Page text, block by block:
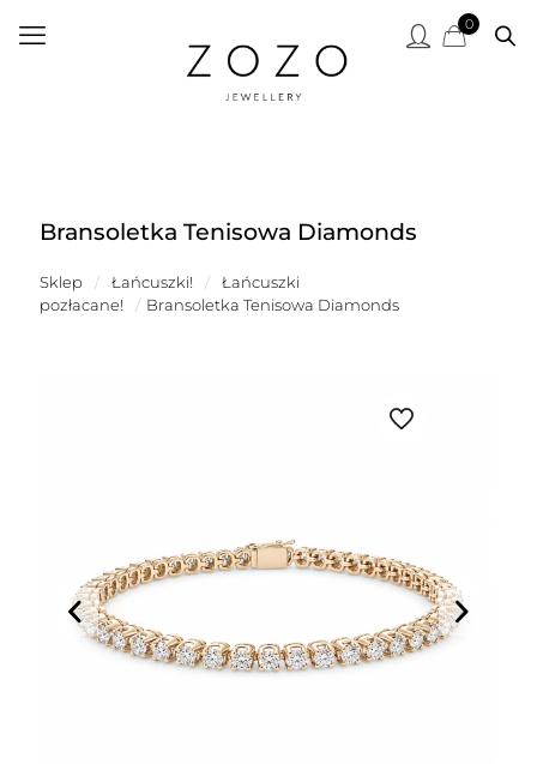
0
Bransoletka Tenisowa Diamonds
Sklep / Łańcuszki! /
Łańcuszki
pozłacane!
/ Bransoletka Tenisowa Diamonds